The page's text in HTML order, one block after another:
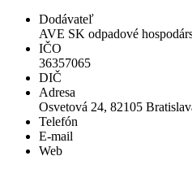
Dodávateľ
AVE SK odpadové
IČO
36357065
DIČ
Adresa
Osvetová 24, 82105
Telefón
E-mail
Web